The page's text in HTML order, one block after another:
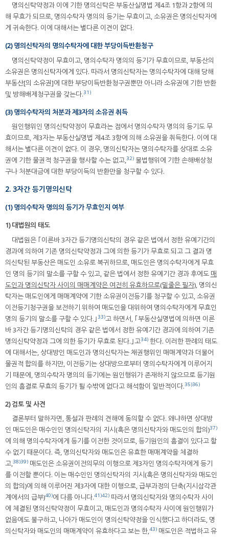
명의신탁약정과 이에 기한 명의신탁은 부동산실명법 제4조 1항과 2항에 의
해 무효가 되므로, 명의수탁자 명의의 등기는 무효이고, 소유권은 명의신탁자에
게 귀속한다. 이에 대해서는 별다른 이견이 없다.
(2) 명의신탁자의 명의수탁자에 대한 부당이득반환청구
명의신탁약정이 무효이고, 명의수탁자 명의의 등기가 무효이므로, 부동산의
소유권은 명의신탁자에게 있다. 따라서 명의신탁자는 명의수탁자에 대해 당해
부동산[의 소유권]에 대한 부당이득반환청구권뿐만 아니라 소유권에 기한 반환
및 방해배제청구권을 갖는다.31)
(3) 명의수탁자의 처분과 제3자의 소유권 취득
원인행위인 명의신탁약정이 무효라는 점에서 명의수탁자 명의의 등기도 무
효이므로, 제3자는 부동산실명법 제4조 3항에 의해 소유권을 취득한다. 이에 대
해서는 별다른 이견이 없다. 이 경우, 명의신탁자는 명의수탁자를 상대로 소유
권에 기한 물권적 청구권을 행사할 수는 없고,32) 불법행위에 기한 손해배상청
구나 처분대금에 대한 부당이득의 반환만을 청구할 수 있다.
2. 3자간 등기명의신탁
(1) 명의수탁자 명의의 등기가 무효인지 여부
1) 대법원의 태도
대법원은 ｢이른바 3자간 등기명의신탁의 경우 같은 법에서 정한 유예기간의
경과에 의하여 기존 명의신탁약정과 그에 의한 등기가 무효로 되고 그 결과 명
의신탁된 부동산은 매도인 소유로 복귀하므로, 매도인은 명의수탁자에게 무효
인 명의 등기의 말소를 구할 수 있고, 같은 법에서 정한 유예기간 경과 후에도 매
도인과 명의신탁자 사이의 매매계약은 여전히 유효하므로(밑줄은 필자), 명의신
탁자는 매도인에게 매매계약에 기한 소유권이전등기를 청구할 수 있고, 소유권
이전등기청구권을 보전하기 위하여 매도인을 대위하여 명의수탁자에게 무효인
명의 등기의 말소를 구할 수 있다.｣33)고 하면서, ｢부동산실명법에 의하면 이른
바 3자간 등기명의신탁의 경우 같은 법에서 정한 유예기간 경과에 의하여 기존
명의신탁약정과 그에 의한 등기가 무효로 된다.｣고34) 한다. 이러한 판례의 태도
에 대해서는, 상대방인 매도인과 명의신탁자는 채권행위인 매매계약과 더불어
물권적 합의를 하지만, 이전등기는 상대방으로부터 명의수탁자에게 이루어지
기 때문에, 명의수탁자 명의의 등기에는 원인행위가 존재하지 않으므로 등기원
인의 흠결로 무효의 등기가 될 수밖에 없다고 해석함이 일반적이다.35)36)
2) 검토 및 사견
결론부터 말하자면, 통설과 판례의 견해에 동의할 수 없다. 왜냐하면 상대방
인 매도인은 매수인인 명의신탁자의 지시(혹은 명의신탁자와 매도인의 합의)37)
에 의해 명의수탁자에게 등기를 이전한 것이므로, 등기원인의 흠결이 있다고 할
수 없기 때문이다. 즉, 명의신탁자와 매도인은 유효한 매매계약을 체결하
고,38)39) 매도인은 소유권이전의무의 이행으로 제3자인 명의수탁자에게 등기
를 이전할 뿐이다. 이는 매수인인 명의신탁자의 지시(혹은 명의신탁자와 매도인
의 합의)에 의해 이루어진 제3자에 대한 이행으로, 급부과정의 단축(지시삼각관
계에서의 급부)40)에 다름 아니다.41)42) 따라서 명의신탁자와 명의수탁자 사이
에 체결된 명의신탁약정이 무효이고, 매도인과 명의수탁자 사이에 원인행위가
없음에도 불구하고, 나아가 매도인이 명의신탁약정을 인식했다고 하더라도, 명
의신탁자와 매도인의 매매계약이 유효하다고 보는 한,43) 매도인은 적법하고 유